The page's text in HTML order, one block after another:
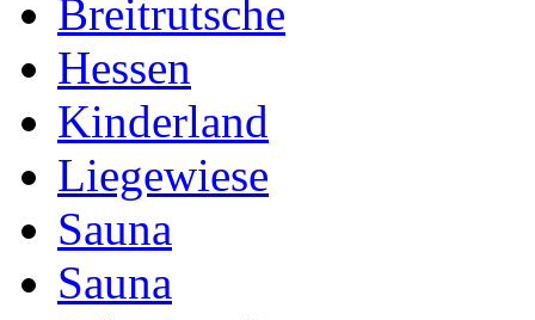
Breitrutsche
Hessen
Kinderland
Liegewiese
Sauna
Sauna